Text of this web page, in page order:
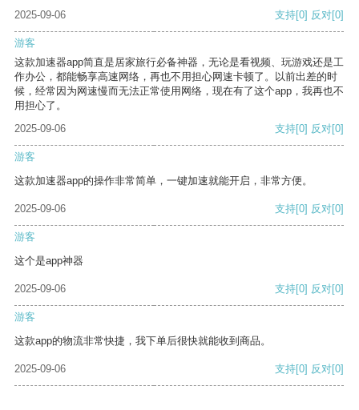
2025-09-06 支持[0] 反对[0]
游客
这款加速器app简直是居家旅行必备神器，无论是看视频、玩游戏还是工
作办公，都能畅享高速网络，再也不用担心网速卡顿了。以前出差的时
候，经常因为网速慢而无法正常使用网络，现在有了这个app，我再也不
用担心了。
2025-09-06
支持[0] 反对[0]
游客
这款加速器app的操作非常简单，一键加速就能开启，非常方便。
2025-09-06 支持[0] 反对[0]
游客
这个是app神器
2025-09-06 支持[0] 反对[0]
游客
这款app的物流非常快捷，我下单后很快就能收到商品。
2025-09-06 支持[0] 反对[0]